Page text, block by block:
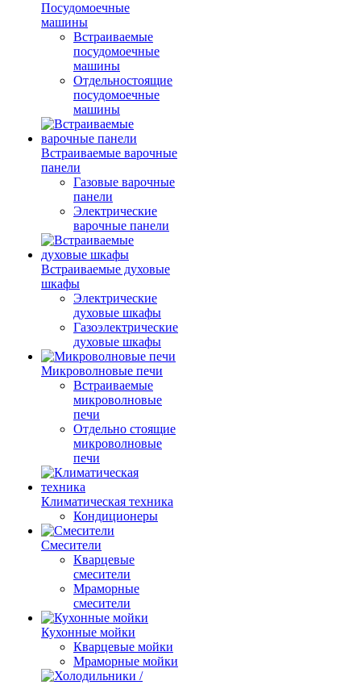
Посудомоечные
машины
Встраиваемые
посудомоечные
машины
Отдельностоящие
посудомоечные
машины
Встраиваемые варочные
панели
Газовые варочные
панели
Электрические
варочные панели
Встраиваемые духовые
шкафы
Электрические
духовые шкафы
Газоэлектрические
духовые шкафы
Микроволновые печи
Встраиваемые
микроволновые
печи
Отдельно стоящие
микроволновые
печи
Климатическая техника
Кондиционеры
Смесители
Кварцевые
смесители
Мраморные
смесители
Кухонные мойки
Кварцевые мойки
Мраморные мойки